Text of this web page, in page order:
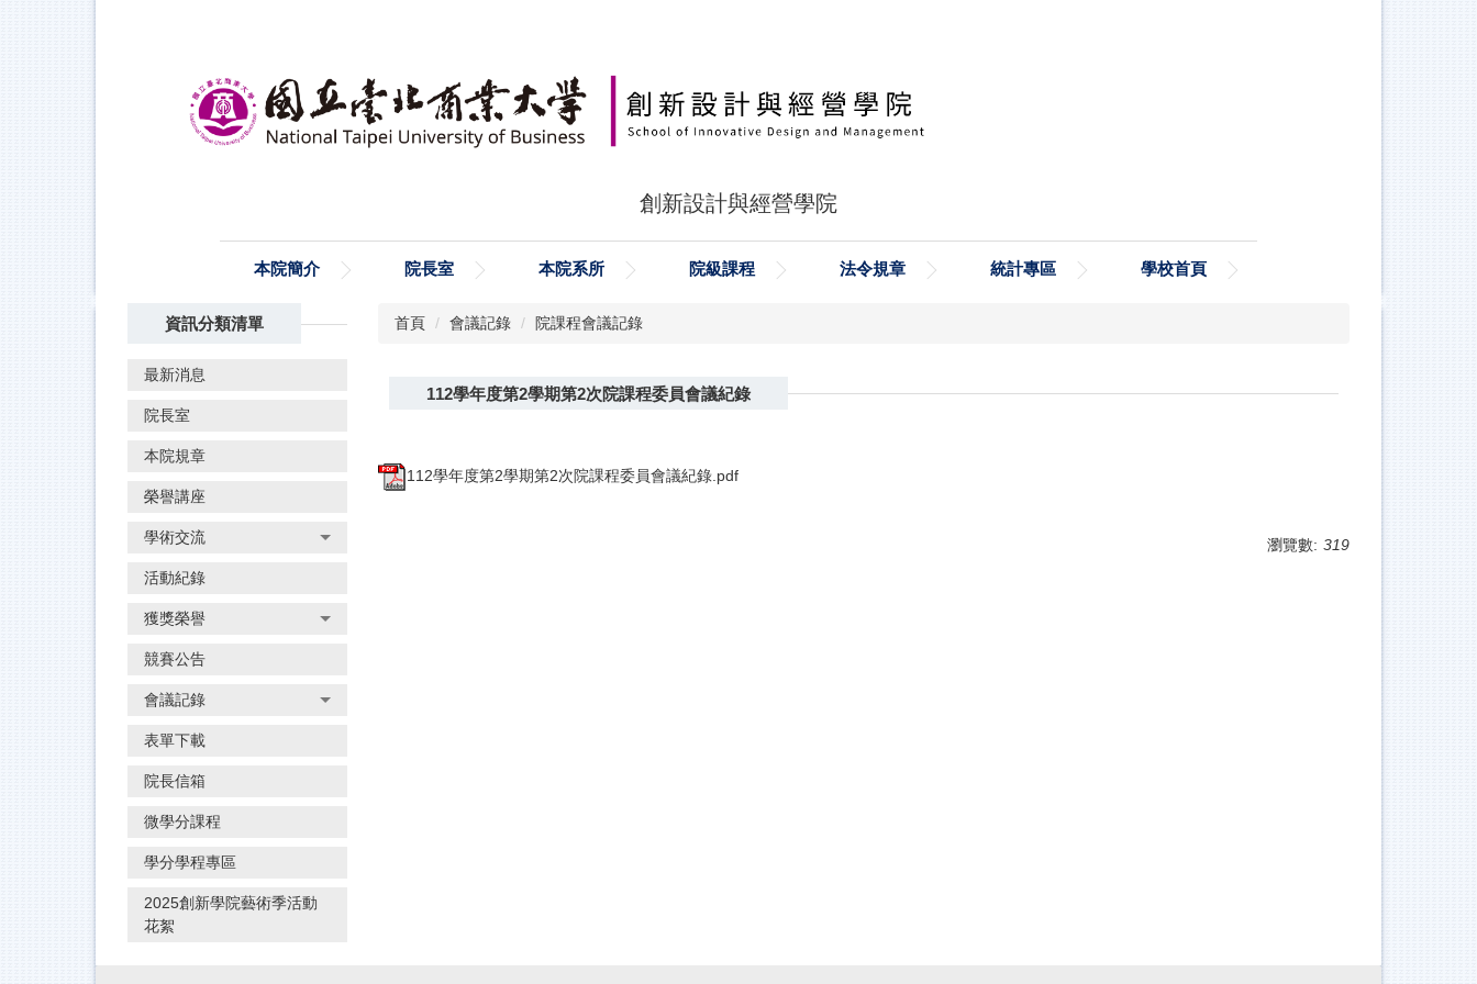
創新設計與經營學院
本院簡介 院長室 本院系所 院級課程 法令規章 統計專區 學校首頁
資訊分類清單
最新消息
院長室
本院規章
榮譽講座
學術交流
活動紀錄
獲獎榮譽
競賽公告
會議記錄
表單下載
院長信箱
微學分課程
學分學程專區
2025創新學院藝術季活動
花絮
首頁 會議記錄 院課程會議記錄
112學年度第2學期第2次院課程委員會議紀錄
112學年度第2學期第2次院課程委員會議紀錄.pdf
瀏覽數: 319